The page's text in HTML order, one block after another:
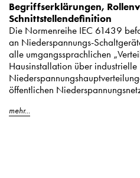
Begriffserklärungen,
Schnittstellendefinition
Die Normenreihe IEC 61439
an Niederspannungs-
alle umgangssprachlichen
Hausinstallation über industrielle
öffentlichen
mehr...